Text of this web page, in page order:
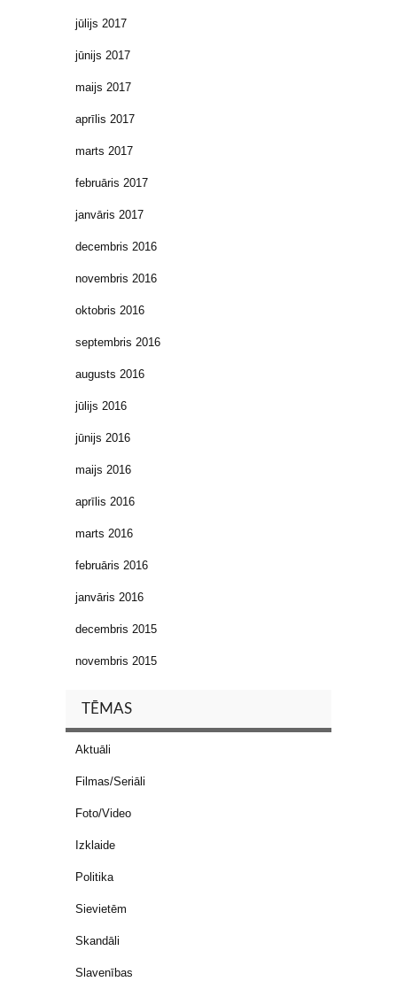
jūlijs 2017
jūnijs 2017
maijs 2017
aprīlis 2017
marts 2017
februāris 2017
janvāris 2017
decembris 2016
novembris 2016
oktobris 2016
septembris 2016
augusts 2016
jūlijs 2016
jūnijs 2016
maijs 2016
aprīlis 2016
marts 2016
februāris 2016
janvāris 2016
decembris 2015
novembris 2015
TĒMAS
Aktuāli
Filmas/Seriāli
Foto/Video
Izklaide
Politika
Sievietēm
Skandāli
Slavenības